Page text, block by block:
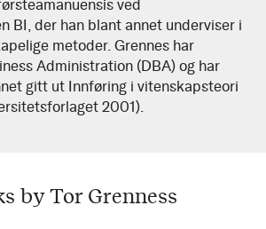
ved
BI, der han blant annet underviser i
metoder. Grennes har
Administration (DBA) og har
gitt ut Innføring i vitenskapsteori
2001).
by Tor Grenness